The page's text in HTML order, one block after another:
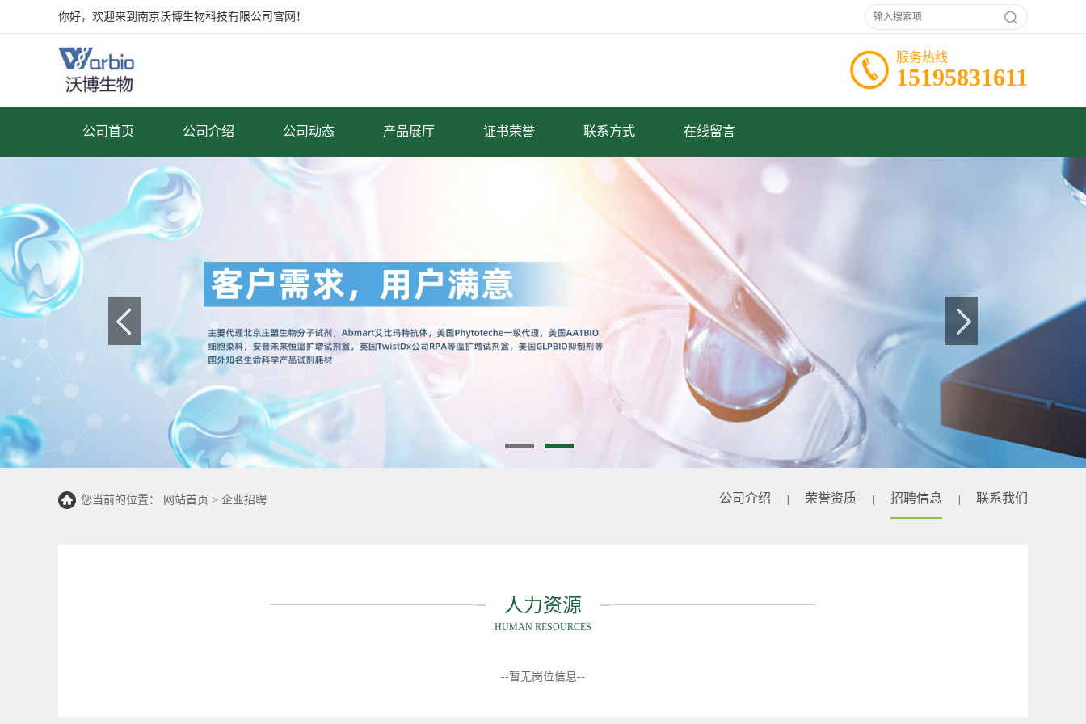
你好，欢迎来到南京沃博生物科技有限公司官网！
服务热线
15195831611
公司首页 公司介绍 公司动态 产品展厅 证书荣誉 联系方式 在线留言
您当前的位置： 网站首页 > 企业招聘 公司介绍 荣誉资质 招聘信息 联系我们
人力资源
HUMAN RESOURCES
--暂无岗位信息--